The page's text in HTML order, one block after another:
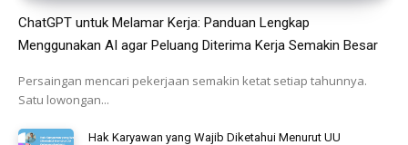
ChatGPT untuk Melamar Kerja: Panduan Lengkap
Menggunakan AI agar Peluang Diterima Kerja Semakin Besar
Persaingan mencari pekerjaan semakin ketat setiap tahunnya.
Satu lowongan...
Hak Karyawan yang Wajib Diketahui Menurut UU